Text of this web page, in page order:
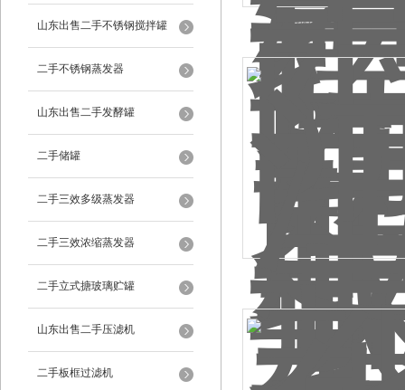
山东出售二手不锈钢搅拌罐
二手不锈钢蒸发器
山东出售二手发酵罐
二手储罐
二手三效多级蒸发器
二手三效浓缩蒸发器
二手立式搪玻璃贮罐
山东出售二手压滤机
二手板框过滤机
洛阳二手倒锥形提取罐